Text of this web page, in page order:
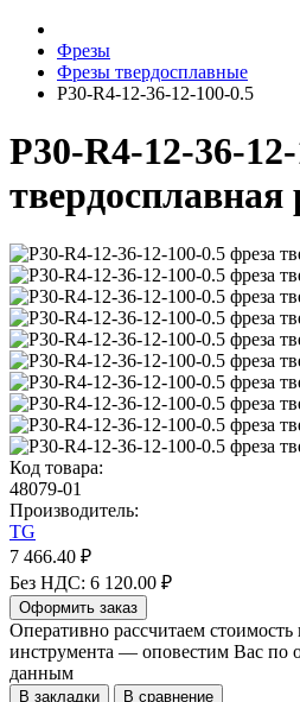
Фрезы
Фрезы твердосплавные
P30-R4-12-36-12-100-0.5
P30-R4-12-36-
твердосплавная
Код товара:
48079-01
Производитель:
TG
7 466.40 ₽
Без НДС: 6 120.00 ₽
Оформить заказ
Оперативно рассчитаем стоимость
инструмента — оповестим Вас по
данным
В закладки В сравнение